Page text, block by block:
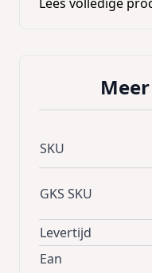
Inclusief 4
verstelbaar frame.
- 100%
zonlicht
Afmetingen:
Maat: 250cm x
Doorloop hoogte:
Nokhoogte:
Opgevouwen:
1 jaar garantie op
SKU
GKS SKU
Levertijd
Ean